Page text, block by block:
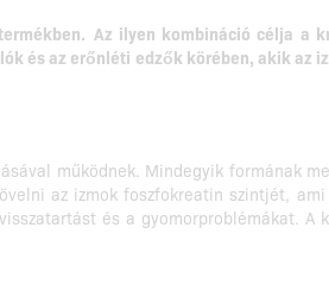
Az ilyen kombináció célja a
és az erőnléti edzők körében, akik az
működnek. Mindegyik formának
az izmok foszfokreatin szintjét,
és a gyomorproblémákat. A